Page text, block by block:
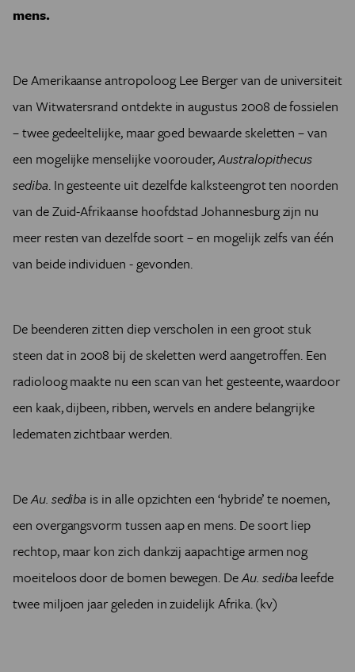
mens.
De Amerikaanse antropoloog Lee Berger van de universiteit
van Witwatersrand ontdekte in augustus 2008 de fossielen
– twee gedeeltelijke, maar goed bewaarde skeletten – van
een mogelijke menselijke voorouder,Australopithecus
sediba. In gesteente uit dezelfde kalksteengrot ten noorden
van de Zuid-Afrikaanse hoofdstad Johannesburg zijn nu
meer resten van dezelfde soort – en mogelijk zelfs van één
van beide individuen - gevonden.
De beenderen zitten diep verscholen in een groot stuk
steen dat in 2008 bij de skeletten werd aangetroffen. Een
radioloog maakte nu een scan van het gesteente, waardoor
een kaak, dijbeen, ribben, wervels en andere belangrijke
ledematen zichtbaar werden.
DeAu. sediba is in alle opzichten een ‘hybride’ te noemen,
een overgangsvorm tussen aap en mens. De soort liep
rechtop, maar kon zich dankzij aapachtige armen nog
moeiteloos door de bomen bewegen. DeAu. sediba leefde
twee miljoen jaar geleden in zuidelijk Afrika. (kv)